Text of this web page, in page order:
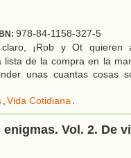
978-84-1158-327-5
¡Rob y Ot quieren
de la compra en la
unas cuantas cosas
,Vida Cotidiana.
Vol. 2. De